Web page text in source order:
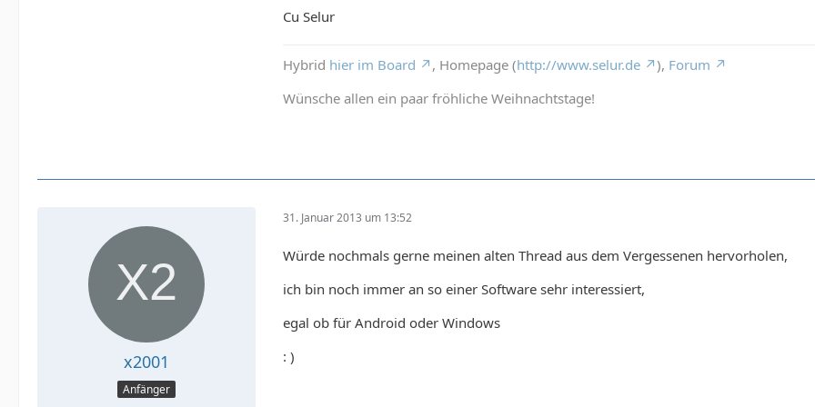
Cu Selur
Hybrid hier im Board , Homepage (http://www.selur.de ), Forum
Wünsche allen ein paar fröhliche Weihnachtstage!
x2001
Anfänger
31. Januar 2013 um 13:52
Würde nochmals gerne meinen alten Thread aus dem Vergessenen hervorholen,
ich bin noch immer an so einer Software sehr interessiert,
egal ob für Android oder Windows
: )